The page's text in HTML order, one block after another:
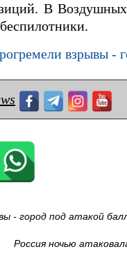
В
взрывы -
- город под атакой
Россия ночью